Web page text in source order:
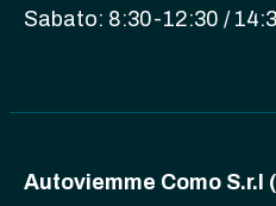
Sabato: 8:30-12:30 /
Autoviemme Como S.r.l